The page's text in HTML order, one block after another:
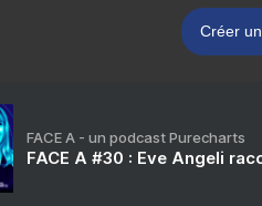
Créer
FACE A - un podcast Purecharts
FACE A #30 : Eve Angeli